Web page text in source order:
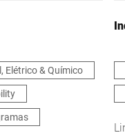
dados para
podem ser
de dados
Elétrico & Químico